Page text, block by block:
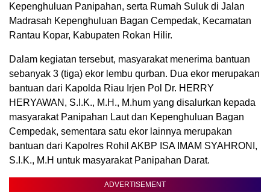
Kepenghuluan Panipahan, serta Rumah Suluk di Jalan
Madrasah Kepenghuluan Bagan Cempedak, Kecamatan
Rantau Kopar, Kabupaten Rokan Hilir.
Dalam kegiatan tersebut, masyarakat menerima bantuan
sebanyak 3 (tiga) ekor lembu qurban. Dua ekor merupakan
bantuan dari Kapolda Riau Irjen Pol Dr. HERRY
HERYAWAN, S.I.K., M.H., M.hum yang disalurkan kepada
masyarakat Panipahan Laut dan Kepenghuluan Bagan
Cempedak, sementara satu ekor lainnya merupakan
bantuan dari Kapolres Rohil AKBP ISA IMAM SYAHRONI,
S.I.K., M.H untuk masyarakat Panipahan Darat.
ADVERTISEMENT